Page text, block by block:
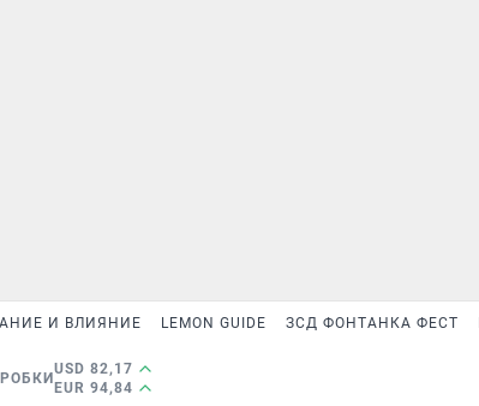
И ВЛИЯНИЕ LEMON GUIDE ЗСД ФОНТАНКА ФЕСТ
USD 82,17
EUR 94,84